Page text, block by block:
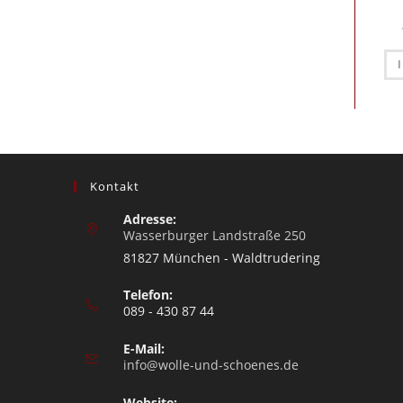
Kontakt
Adresse:
Wasserburger Landstraße 250
81827 München - Waldtrudering
Telefon:
089 - 430 87 44
E-Mail:
info@wolle-und-schoenes.de